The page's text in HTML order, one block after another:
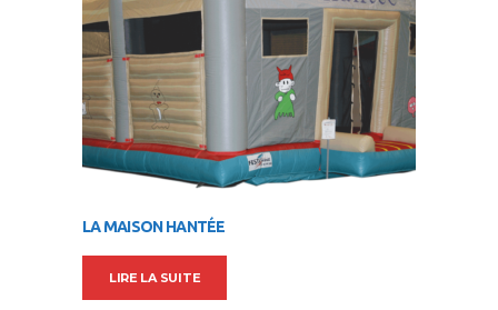
LA MAISON HANTÉE
LIRE LA SUITE